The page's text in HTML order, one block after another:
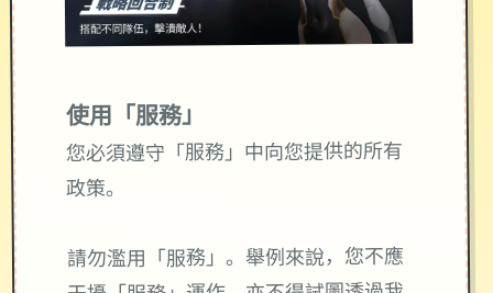
使用「服務」
您必須遵守「服務」中向您提供的所有
政策。
請勿濫用「服務」。舉例來說，您不應